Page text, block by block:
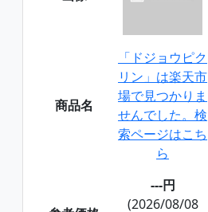
商品名
「ドジョウピク
リン」は楽天市
場で見つかりま
せんでした。検
索ページはこち
ら
---円
(2026/08/08